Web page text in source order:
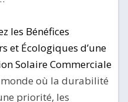
les Bénéfices
et Écologiques d’une
Solaire Commerciale
monde où la durabilité
priorité, les